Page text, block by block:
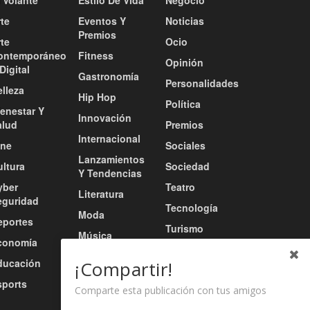
Y
Eventos Y
Premios
Fitness
Gastronomía
Hip Hop
Innovación
Internacional
Lanzamientos
Y Tendencias
Literatura
Moda
Música
Nacional
Noticias
Ocio
Opinión
Personalidades
Política
Premios
Sociales
Sociedad
Teatro
Tecnología
Turismo
Redes
Video
¡Compartir!
Comparte esta publicación con tus amigos